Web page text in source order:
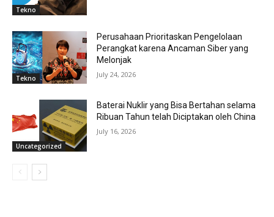
Tekno
Tekno
Perusahaan Prioritaskan Pengelolaan
Perangkat karena Ancaman Siber yang
Melonjak
July 24, 2026
Uncategorized
Baterai Nuklir yang Bisa Bertahan selama
Ribuan Tahun telah Diciptakan oleh China
July 16, 2026